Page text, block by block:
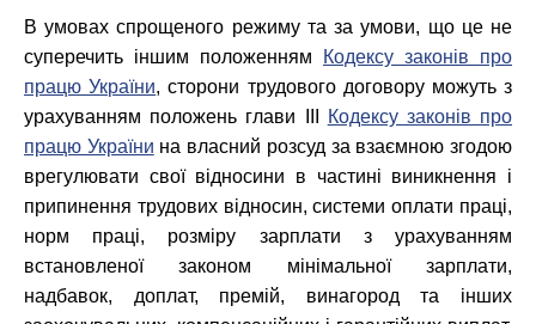
В умовах спрощеного режиму та за умови, що це не
суперечить іншим положенням
Кодексу законів про
працю України, сторони трудового договору можуть з
урахуванням положень глави III
Кодексу законів про
працю України на власний розсуд за взаємною згодою
врегулювати свої відносини в частині виникнення і
припинення трудових відносин, системи оплати праці,
норм праці, розміру зарплати з урахуванням
встановленої законом мінімальної зарплати,
надбавок, доплат, премій, винагород та інших